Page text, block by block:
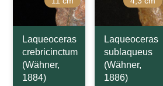
Laqueoceras
crebricinctum
(Wähner,
1884)
Laqueoceras
sublaqueus
(Wähner,
1886)